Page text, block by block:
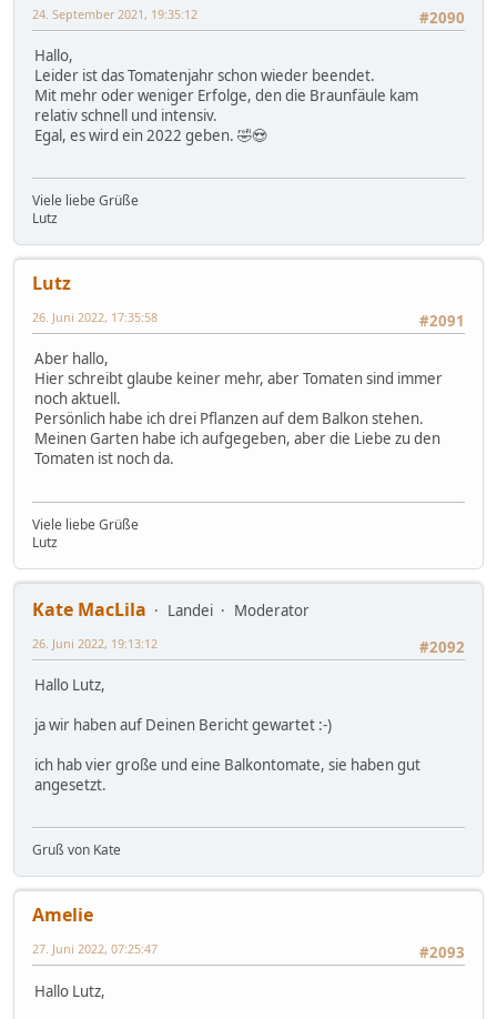
#2090
24. September 2021, 19:35:12
Hallo,
Leider ist das Tomatenjahr schon wieder beendet.
Mit mehr oder weniger Erfolge, den die Braunfäule kam
relativ schnell und intensiv.
Egal, es wird ein 2022 geben. 🤣😍
Viele liebe Grüße
Lutz
Lutz
#2091
26. Juni 2022, 17:35:58
Aber hallo,
Hier schreibt glaube keiner mehr, aber Tomaten sind immer
noch aktuell.
Persönlich habe ich drei Pflanzen auf dem Balkon stehen.
Meinen Garten habe ich aufgegeben, aber die Liebe zu den
Tomaten ist noch da.
Viele liebe Grüße
Lutz
Kate MacLila Landei
Moderator
#2092
26. Juni 2022, 19:13:12
Hallo Lutz,
ja wir haben auf Deinen Bericht gewartet :-)
ich hab vier große und eine Balkontomate, sie haben gut
angesetzt.
Gruß von Kate
Amelie
#2093
27. Juni 2022, 07:25:47
Hallo Lutz,